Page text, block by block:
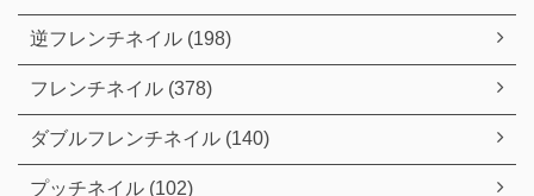
逆フレンチネイル (198)
フレンチネイル (378)
ダブルフレンチネイル (140)
プッチネイル (102)